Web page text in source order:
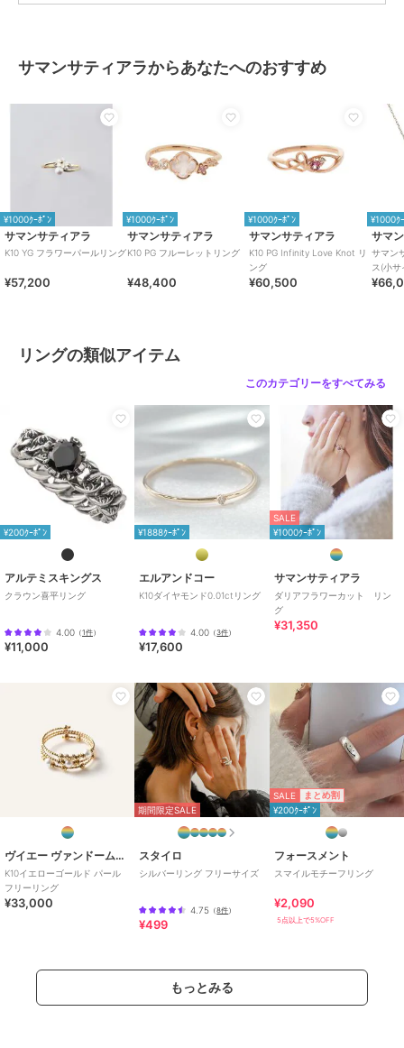
サマンサティアラからあなたへのおすすめ
¥1000ｸｰﾎﾟﾝ
サマンサティアラ
K10 YG フラワーパールリング
¥57,200
¥1000ｸｰﾎﾟﾝ
サマンサティアラ
K10 PG フルーレットリング
¥48,400
¥1000ｸｰﾎﾟﾝ
サマンサティアラ
K10 PG Infinity Love Knot リ
ング
¥60,500
¥1000ｸ
サマ
サマン
ス(小サ
リングの類似アイテム
このカテゴリーをすべてみる
¥200ｸｰﾎﾟﾝ
アルテミスキングス
クラウン喜平リング
4.00 （1件）
¥11,000
¥1888ｸｰﾎﾟﾝ
エルアンドコー
K10ダイヤモンド0.01ctリング
4.00 （3件）
¥17,600
SALE
¥1000ｸｰﾎﾟﾝ
サマンサティアラ
ダリアフラワーカット リン
グ
¥31,350
ヴイエー ヴァンドーム青山
K10イエローゴールド パール
フリーリング
¥33,000
期間限定SALE
スタイロ
シルバーリング フリーサイズ
4.75 （8件）
¥499
SALE まとめ割
¥200ｸｰﾎﾟﾝ
フォースメント
スマイルモチーフリング
¥2,090
5点以上で5%OFF
もっとみる